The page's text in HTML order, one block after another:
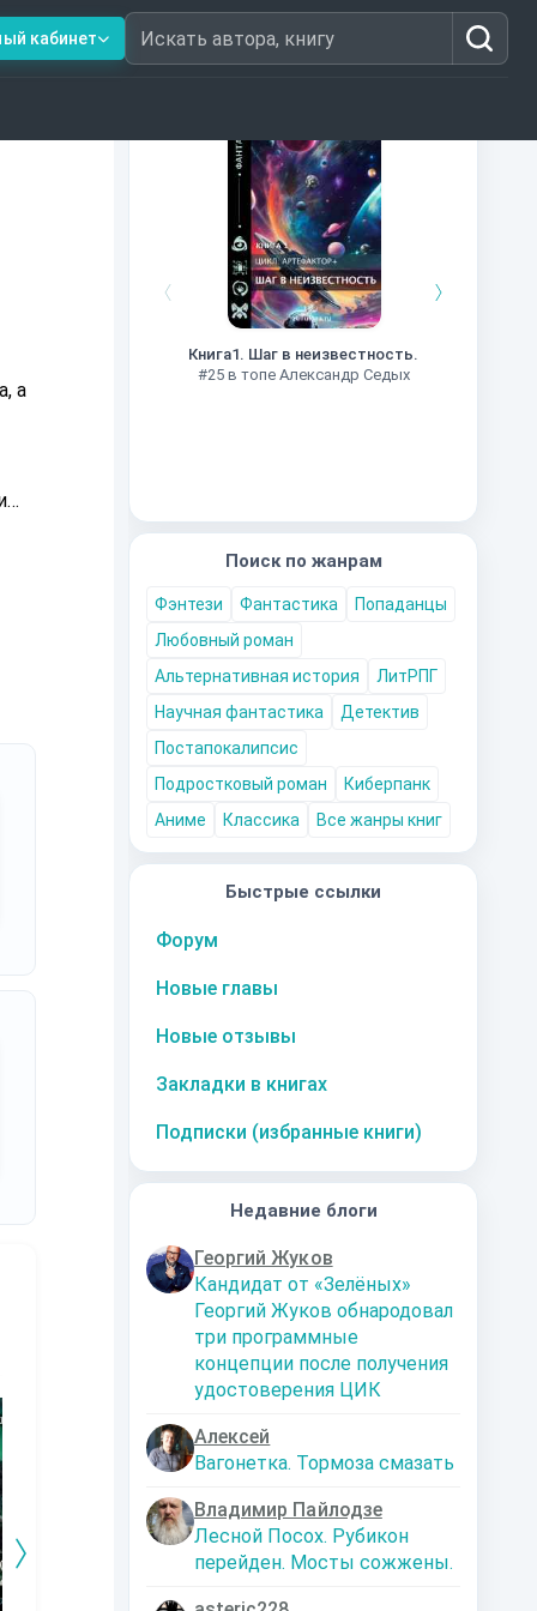
кабинет Искать автора, книгу
Книги из топ-100
Книга1. Шаг в неизвестность.
#25 в топе Александр Седых
Поиск по жанрам
Фэнтези Фантастика
Попаданцы
Любовный роман
Альтернативная история
ЛитРПГ
Научная фантастика
Детектив
Постапокалипсис
Подростковый роман
Киберпанк
Аниме
Классика Все жанры книг
Быстрые ссылки
Форум
Новые главы
Новые отзывы
Закладки в книгах
Подписки (избранные книги)
Недавние блоги
Георгий Жуков
Кандидат от «Зелёных»
Георгий Жуков обнародовал
три программные
концепции после получения
удостоверения ЦИК
Алексей
Вагонетка. Тормоза смазать
Владимир Пайлодзе
Лесной Посох. Рубикон
перейден. Мосты сожжены.
а
10 за часть 10